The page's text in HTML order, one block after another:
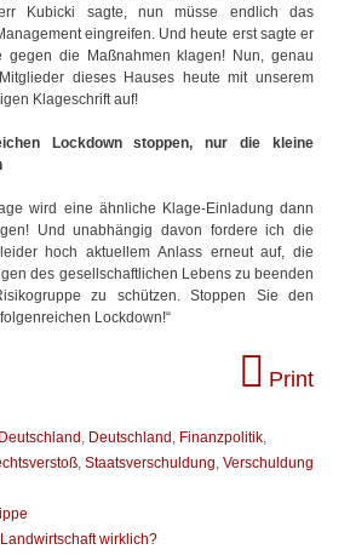
Kubicki sagte, nun müsse endlich das
eingreifen. Und heute erst sagte er
gegen die Maßnahmen klagen! Nun, genau
dieses Hauses heute mit unserem
Klageschrift auf!
Lockdown stoppen, nur die kleine
wird eine ähnliche Klage-Einladung dann
Und unabhängig davon fordere ich die
hoch aktuellem Anlass erneut auf, die
des gesellschaftlichen Lebens zu beenden
zu schützen. Stoppen Sie den
Lockdown!“
Print
, Deutschland, Finanzpolitik,
, Staatsverschuldung, Verschuldung
wirklich?